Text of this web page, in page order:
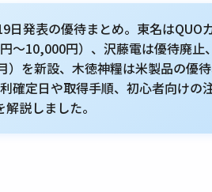
日発表の優待まとめ。東名はQUO
〜10,000円）、沢藤電は優待廃
）を新設、木徳神糧は米製品の優
定日や取得手順、初心者向けの
説しました。